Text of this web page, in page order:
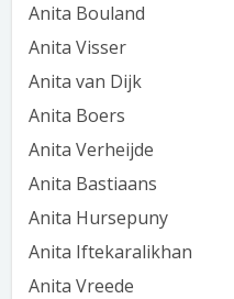
Anita Bouland
Anita Visser
Anita van Dijk
Anita Boers
Anita Verheijde
Anita Bastiaans
Anita Hursepuny
Anita Iftekaralikhan
Anita Vreede